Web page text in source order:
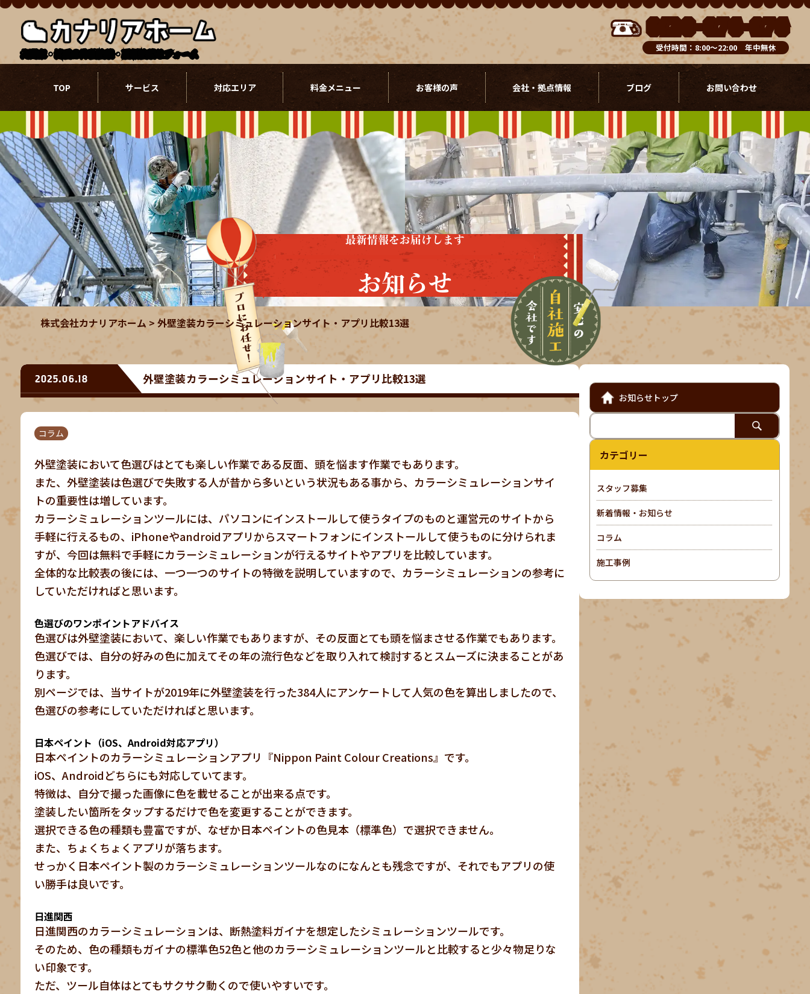
北関東・埼玉の外壁塗装・屋根塗装リフォーム
0120-076-976
受付時間：8:00～22:00 年中無休
TOP サービス 対応エリア 料金メニュー お客様の声 会社・拠点情報 ブログ お問い合わせ
最新情報をお届けします
お知らせ
株式会社カナリアホーム >外壁塗装カラーシミュレーションサイト・アプリ比較13選
2025.06.18 外壁塗装カラーシミュレーションサイト・アプリ比較13選
コラム
外壁塗装において色選びはとても楽しい作業である反面、頭を悩ます作業でもあります。
また、外壁塗装は色選びで失敗する人が昔から多いという状況もある事から、カラーシミュレーションサイ
トの重要性は増しています。
カラーシミュレーションツールには、パソコンにインストールして使うタイプのものと運営元のサイトから
手軽に行えるもの、iPhoneやandroidアプリからスマートフォンにインストールして使うものに分けられま
すが、今回は無料で手軽にカラーシミュレーションが行えるサイトやアプリを比較しています。
全体的な比較表の後には、一つ一つのサイトの特徴を説明していますので、カラーシミュレーションの参考に
していただければと思います。
色選びのワンポイントアドバイス
色選びは外壁塗装において、楽しい作業でもありますが、その反面とても頭を悩まさせる作業でもあります。
色選びでは、自分の好みの色に加えてその年の流行色などを取り入れて検討するとスムーズに決まることがあ
ります。
別ページでは、当サイトが2019年に外壁塗装を行った384人にアンケートして人気の色を算出しましたので、
色選びの参考にしていただければと思います。
日本ペイント（iOS、Android対応アプリ）
日本ペイントのカラーシミュレーションアプリ『Nippon Paint Colour Creations』です。
iOS、Androidどちらにも対応していてます。
特徴は、自分で撮った画像に色を載せることが出来る点です。
塗装したい箇所をタップするだけで色を変更することができます。
選択できる色の種類も豊富ですが、なぜか日本ペイントの色見本（標準色）で選択できません。
また、ちょくちょくアプリが落ちます。
せっかく日本ペイント製のカラーシミュレーションツールなのになんとも残念ですが、それでもアプリの使
い勝手は良いです。
日進関西
日進関西のカラーシミュレーションは、断熱塗料ガイナを想定したシミュレーションツールです。
そのため、色の種類もガイナの標準色52色と他のカラーシミュレーションツールと比較すると少々物足りな
い印象です。
ただ、ツール自体はとてもサクサク動くので使いやすいです。
お知らせトップ
カテゴリー
スタッフ募集
新着情報・お知らせ
コラム
施工事例